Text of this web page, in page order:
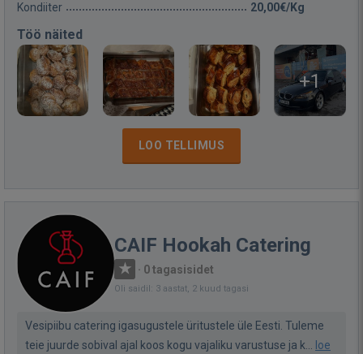
Kondiiter 20,00€/Kg
Töö näited
+1
LOO TELLIMUS
CAIF Hookah Catering
· 0 tagasisidet
Oli saidil: 3 aastat, 2 kuud tagasi
Vesipiibu catering igasugustele üritustele üle Eesti. Tuleme
teie juurde sobival ajal koos kogu vajaliku varustuse ja k...
loe